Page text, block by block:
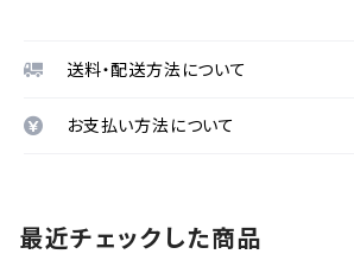
送料・配送方法について
お支払い方法について
最近チェックした商品